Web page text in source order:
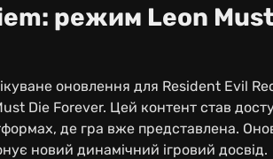
режим Leon
оновлення для Resident Evil
Die Forever. Цей контент став
де гра вже представлена.
новий динамічний ігровий досвід.